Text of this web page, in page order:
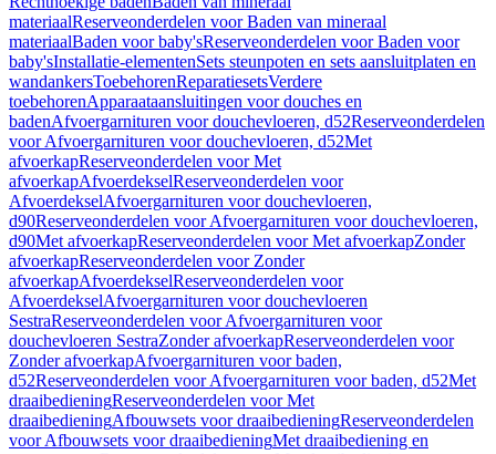
materiaalReserveonderdelen voor Baden van mineraal
materiaalBaden voor baby'sReserveonderdelen voor Baden voor
baby'sInstallatie-elementenSets steunpoten en sets aansluitplaten en
wandankersToebehorenReparatiesetsVerdere
toebehorenApparaataansluitingen voor douches en
badenAfvoergarnituren voor douchevloeren, d52Reserveonderdelen
voor Afvoergarnituren voor douchevloeren, d52Met
afvoerkapReserveonderdelen voor Met
afvoerkapAfvoerdekselReserveonderdelen voor
AfvoerdekselAfvoergarnituren voor douchevloeren,
d90Reserveonderdelen voor Afvoergarnituren voor douchevloeren,
d90Met afvoerkapReserveonderdelen voor Met afvoerkapZonder
afvoerkapReserveonderdelen voor Zonder
afvoerkapAfvoerdekselReserveonderdelen voor
AfvoerdekselAfvoergarnituren voor douchevloeren
SestraReserveonderdelen voor Afvoergarnituren voor
douchevloeren SestraZonder afvoerkapReserveonderdelen voor
Zonder afvoerkapAfvoergarnituren voor baden,
d52Reserveonderdelen voor Afvoergarnituren voor baden, d52Met
draaibedieningReserveonderdelen voor Met
draaibedieningAfbouwsets voor draaibedieningReserveonderdelen
voor Afbouwsets voor draaibedieningMet draaibediening en